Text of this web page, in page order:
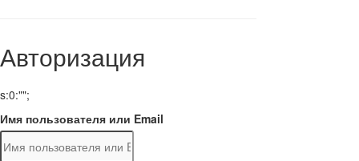
Авторизация
s:0:"";
Имя пользователя или Email